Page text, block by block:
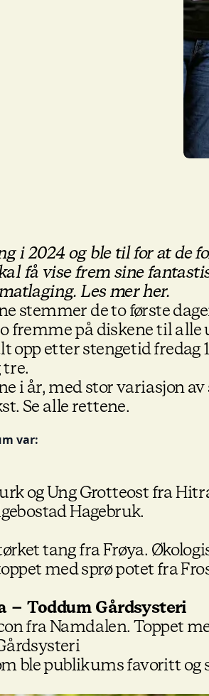
i 2024 og ble til for at de
få vise frem sine
Les mer her.
stemmer de to første
fremme på diskene til
opp etter stengetid fredag
tre.
i år, med stor variasjon
Se alle rettene.
var:
og Ung Grotteost fra
Hagebruk.
tang fra Frøya.
med sprø potet fra
– Toddum Gårdsysteri
fra Namdalen. Toppet
ble publikums favoritt og